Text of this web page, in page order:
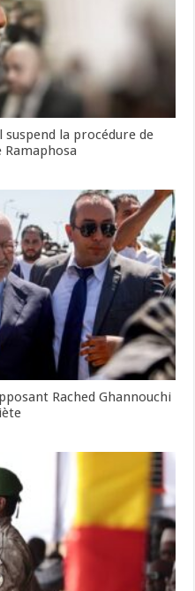
la procédure de
Rached Ghannouchi